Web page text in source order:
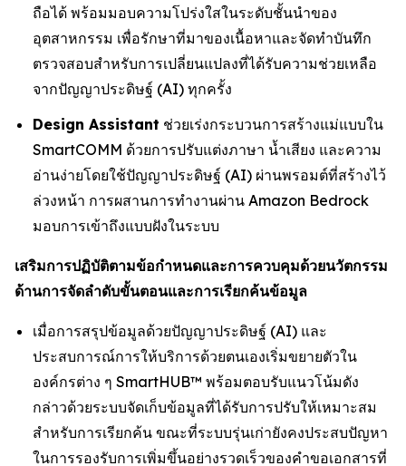
ถือได้ พร้อมมอบความโปร่งใสในระดับชั้นนำของ
อุตสาหกรรม เพื่อรักษาที่มาของเนื้อหาและจัดทำบันทึก
ตรวจสอบสำหรับการเปลี่ยนแปลงที่ได้รับความช่วยเหลือ
จากปัญญาประดิษฐ์ (AI) ทุกครั้ง
Design Assistant ช่วยเร่งกระบวนการสร้างแม่แบบใน
SmartCOMM ด้วยการปรับแต่งภาษา น้ำเสียง และความ
อ่านง่ายโดยใช้ปัญญาประดิษฐ์ (AI) ผ่านพรอมต์ที่สร้างไว้
ล่วงหน้า การผสานการทำงานผ่าน Amazon Bedrock
มอบการเข้าถึงแบบฝังในระบบ
เสริมการปฏิบัติตามข้อกำหนดและการควบคุมด้วยนวัตกรรม
ด้านการจัดลำดับขั้นตอนและการเรียกค้นข้อมูล
เมื่อการสรุปข้อมูลด้วยปัญญาประดิษฐ์ (AI) และ
ประสบการณ์การให้บริการด้วยตนเองเริ่มขยายตัวใน
องค์กรต่าง ๆ SmartHUB™ พร้อมตอบรับแนวโน้มดัง
กล่าวด้วยระบบจัดเก็บข้อมูลที่ได้รับการปรับให้เหมาะสม
สำหรับการเรียกค้น ขณะที่ระบบรุ่นเก่ายังคงประสบปัญหา
ในการรองรับการเพิ่มขึ้นอย่างรวดเร็วของคำขอเอกสารที่